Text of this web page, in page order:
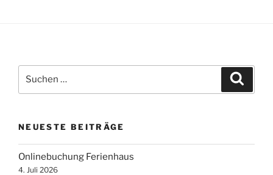
nach:
NEUESTE BEITRÄGE
Onlinebuchung Ferienhaus
4. Juli 2026